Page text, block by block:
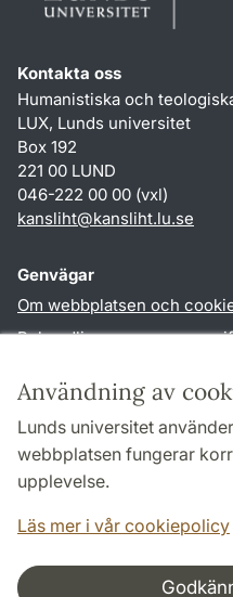
Användning av
Lunds universitet
webbplatsen fungerar
upplevelse.
Läs mer i vår cookiepolicy
Kontakta oss
Humanistiska och
LUX, Lunds universitet
Box 192
221 00 LUND
046-222 00 00 (vxl)
kansliht@kansliht.lu.se
Genvägar
Om webbplatsen och
Behandling av
TYPO3-login
Följ oss i sociala medier